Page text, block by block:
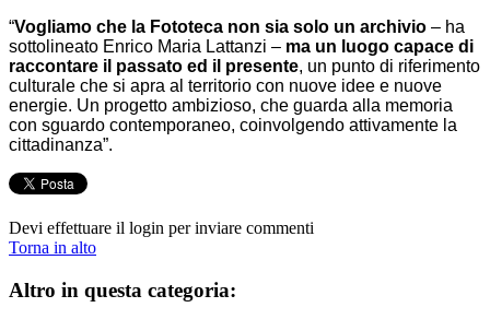
“Vogliamo che la Fototeca non sia solo un archivio – ha
sottolineato Enrico Maria Lattanzi – ma un luogo capace di
raccontare il passato ed il presente, un punto di riferimento
culturale che si apra al territorio con nuove idee e nuove
energie. Un progetto ambizioso, che guarda alla memoria
con sguardo contemporaneo, coinvolgendo attivamente la
cittadinanza”.
Devi effettuare il login per inviare commenti
Torna in alto
Altro in questa categoria: